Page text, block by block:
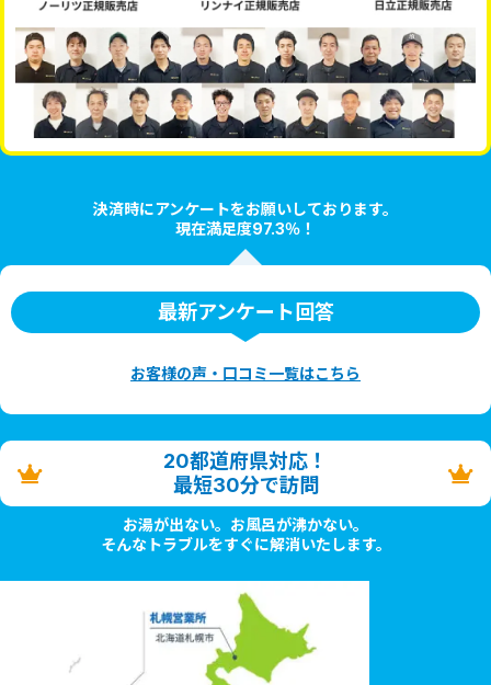
決済時にアンケートをお願いしております。
現在満足度97.3％！
最新アンケート回答
お客様の声・口コミ一覧はこちら
20都道府県対応！
最短30分で訪問
お湯が出ない。お風呂が沸かない。
そんなトラブルをすぐに解消いたします。